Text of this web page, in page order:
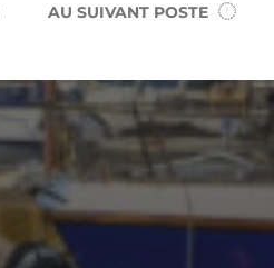
AU SUIVANT POSTE